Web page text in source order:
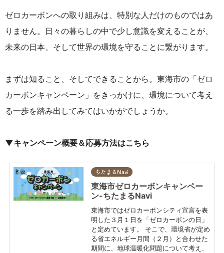
ゼロカーボンへの取り組みは、特別な人だけのものではあ
りません。 日々の暮らしの中で少し意識を変えることが、
未来の日本、そして世界の環境を守ることに繋がります。
まずは知ること、そしてできることから。 東海市の「ゼロ
カーボンキャンペーン」をきっかけに、 環境について考え
る一歩を踏み出してみてはいかがでしょうか。
▼キャンペーン概要＆応募方法はこちら
ちたまるNavi
東海市ゼロカーボンキャンペー
ン-ちたまるNavi
東海市ではゼロカーボンシティ宣言を表
明した３月１日を「ゼロカーボンの日」
と定めています。 そこで、環境省が定め
る省エネルギー月間（２月）と合わせた
期間に、地球温暖化問題について考え、